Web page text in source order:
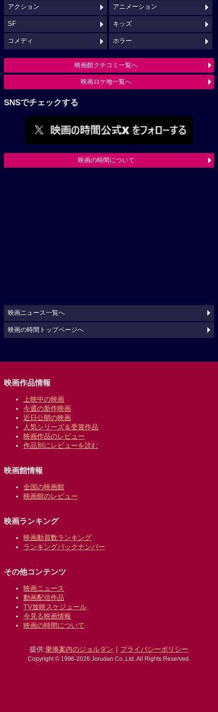
アクション アニメーション
SF キッズ
コメディ ホラー
映画館クチコミ一覧へ
映画ロケ地一覧へ
SNSでチェックする
映画の時間について
映画ニュース一覧へ
映画の時間トップページへ
映画作品情報
上映中の映画
今週の新作映画
近日公開の映画
人気シリーズ＆受賞作品
映画作品のレビュー
作品別にレビューを読む
映画館情報
全国の映画館
映画館のレビュー
映画ランキング
映画動員数ランキング
ランキングバックナンバー
その他コンテンツ
映画ニュース
動画配信作品
TV放映スケジュール
今見る映画情報
映画の時間について
提供:乗換案内のジョルダン ｜ プライバシーポリシー
Copyright © 1996-2026 Jorudan Co.,Ltd. All Rights Reserved.